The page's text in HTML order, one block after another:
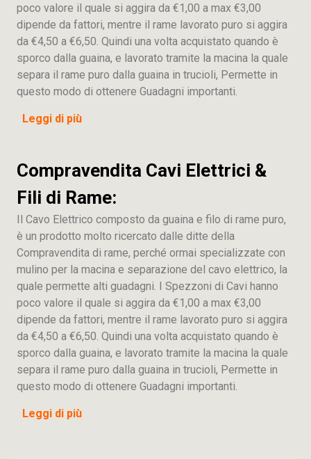
poco valore il quale si aggira da €1,00 a max €3,00
dipende da fattori, mentre il rame lavorato puro si aggira
da €4,50 a €6,50. Quindi una volta acquistato quando è
sporco dalla guaina, e lavorato tramite la macina la quale
separa il rame puro dalla guaina in trucioli, Permette in
questo modo di ottenere Guadagni importanti.
Leggi di più
Compravendita Cavi Elettrici &
Fili di Rame:
Il Cavo Elettrico composto da guaina e filo di rame puro,
è un prodotto molto ricercato dalle ditte della
Compravendita di rame, perché ormai specializzate con
mulino per la macina e separazione del cavo elettrico, la
quale permette alti guadagni. I Spezzoni di Cavi hanno
poco valore il quale si aggira da €1,00 a max €3,00
dipende da fattori, mentre il rame lavorato puro si aggira
da €4,50 a €6,50. Quindi una volta acquistato quando è
sporco dalla guaina, e lavorato tramite la macina la quale
separa il rame puro dalla guaina in trucioli, Permette in
questo modo di ottenere Guadagni importanti.
Leggi di più